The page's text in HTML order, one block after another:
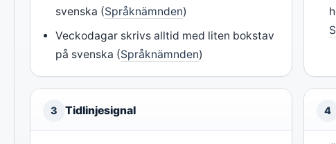
svenska (Språknämnden)
Veckodagar skrivs alltid med liten bokstav
på svenska (Språknämnden)
3 Tidlinjesignal 4